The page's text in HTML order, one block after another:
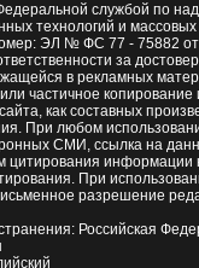
службой по
технологий и
ЭЛ № ФС 77 - 75882
за
в рекламных
частичное копирование
как составных
При любом
СМИ, ссылка на
цитирования информации
При
разрешение
Российская